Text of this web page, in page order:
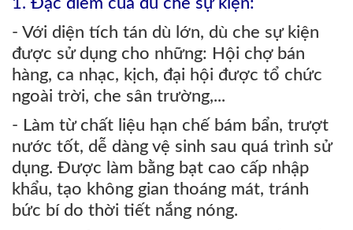
1. Đặc điểm của dù che sự kiện:
- Với diện tích tán dù lớn, dù che sự kiện
được sử dụng cho những: Hội chợ bán
hàng, ca nhạc, kịch, đại hội được tổ chức
ngoài trời, che sân trường,...
- Làm từ chất liệu hạn chế bám bẩn, trượt
nước tốt, dễ dàng vệ sinh sau quá trình sử
dụng. Được làm bằng bạt cao cấp nhập
khẩu, tạo không gian thoáng mát, tránh
bức bí do thời tiết nắng nóng.